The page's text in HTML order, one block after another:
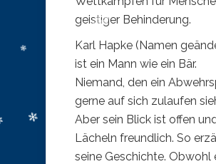
geistiger Behinderung.
Karl Hapke (Namen
ist ein Mann wie ein Bär.
Niemand, den ein
gerne auf sich zulaufen
Aber sein Blick ist offen
Lächeln freundlich. So
seine Geschichte. Obwohl